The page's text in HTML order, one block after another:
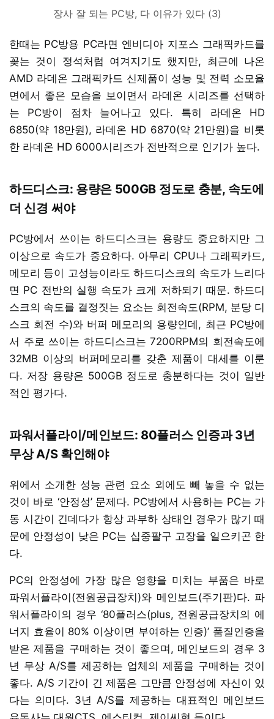
장사 잘 되는 PC방, 다 이유가 있다 (3)
한때는 PC방용 PC라면 엔비디아 지포스 그래픽카드를
꽂는 것이 정석처럼 여겨지기도 했지만, 최근에 나온
AMD 라데온 그래픽카드 신제품이 성능 및 전력 소모율
면에서 좋은 모습을 보이면서 라데온 시리즈를 선택하
는 PC방이 점차 늘어나고 있다. 특히 라데온 HD
6850(약 18만원), 라데온 HD 6870(약 21만원)을 비롯
한 라데온 HD 6000시리즈가 전반적으로 인기가 높다.
하드디스크: 용량은 500GB 정도로 충분, 속도에
더 신경 써야
PC방에서 쓰이는 하드디스크는 용량도 중요하지만 그
이상으로 속도가 중요하다. 아무리 CPU나 그래픽카드,
메모리 등이 고성능이라도 하드디스크의 속도가 느리다
면 PC 전반의 실행 속도가 크게 저하되기 때문. 하드디
스크의 속도를 결정짓는 요소는 회전속도(RPM, 분당 디
스크 회전 수)와 버퍼 메모리의 용량인데, 최근 PC방에
서 주로 쓰이는 하드디스크는 7200RPM의 회전속도에
32MB 이상의 버퍼메모리를 갖춘 제품이 대세를 이룬
다. 저장 용량은 500GB 정도로 충분하다는 것이 일반
적인 평가다.
파워서플라이/메인보드: 80플러스 인증과 3년
무상 A/S 확인해야
위에서 소개한 성능 관련 요소 외에도 빼 놓을 수 없는
것이 바로 ‘안정성’ 문제다. PC방에서 사용하는 PC는 가
동 시간이 긴데다가 항상 과부하 상태인 경우가 많기 때
문에 안정성이 낮은 PC는 십중팔구 고장을 일으키곤 한
다.
PC의 안정성에 가장 많은 영향을 미치는 부품은 바로
파워서플라이(전원공급장치)와 메인보드(주기판)다. 파
워서플라이의 경우 ‘80플러스(plus, 전원공급장치의 에
너지 효율이 80% 이상이면 부여하는 인증)’ 품질인증을
받은 제품을 구매하는 것이 좋으며, 메인보드의 경우 3
년 무상 A/S를 제공하는 업체의 제품을 구매하는 것이
좋다. A/S 기간이 긴 제품은 그만큼 안정성에 자신이 있
다는 의미다. 3년 A/S를 제공하는 대표적인 메인보드